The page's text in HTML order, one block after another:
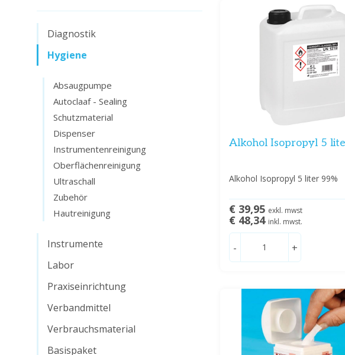
Diagnostik
Hygiene
Absaugpumpe
Autoclaaf - Sealing
Schutzmaterial
Dispenser
Instrumentenreinigung
Oberflächenreinigung
Ultraschall
Zubehör
Hautreinigung
Instrumente
Labor
Praxiseinrichtung
Verbandmittel
Verbrauchsmaterial
Basispaket
Alkohol Isopropyl 5
Alkohol Isopropyl 5 liter 99%
€ 39,95 exkl. mwst
€ 48,34 inkl. mwst.
- +